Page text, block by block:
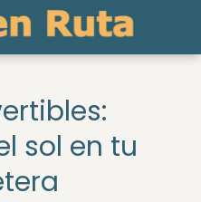
sol en tu